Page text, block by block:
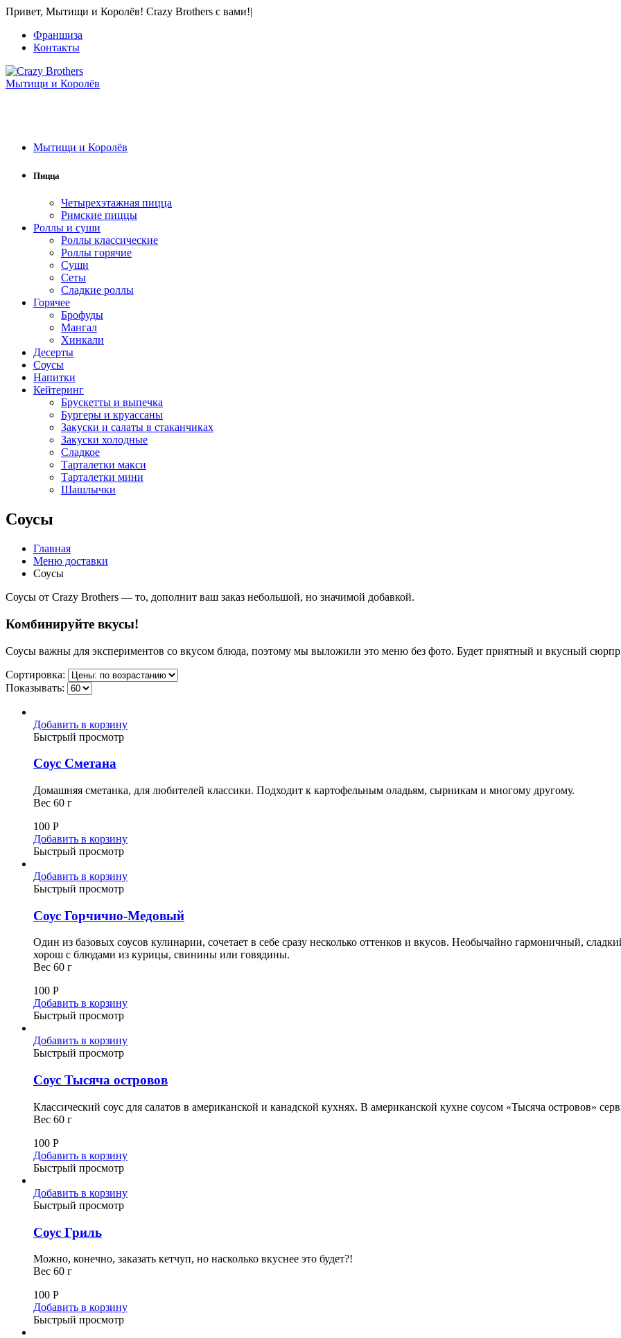
Привет, Мытищи и Королёв! Crazy Brothers с вами!|
Франшиза
Контакты
Мытищи и Королёв
Мытищи и Королёв
Пицца
Четырехэтажная пицца
Римские пиццы
Роллы и суши
Роллы классические
Роллы горячие
Суши
Сеты
Сладкие роллы
Горячее
Брофуды
Мангал
Хинкали
Десерты
Соусы
Напитки
Кейтеринг
Брускетты и выпечка
Бургеры и круассаны
Закуски и салаты в стаканчиках
Закуски холодные
Сладкое
Тарталетки макси
Тарталетки мини
Шашлычки
Соусы
Главная
Меню доставки
Соусы
Соусы от Crazy Brothers — то, дополнит ваш заказ небольшой, но значимой добавкой.
Комбинируйте вкусы!
Соусы важны для экспериментов со вкусом блюда, поэтому мы выложили это меню без фото. Будет приятный и вкусный
Сортировка:
Показывать:
Добавить в корзину
Быстрый просмотр
Соус Сметана
Домашняя сметанка, для любителей классики. Подходит к картофельным оладьям, сырникам и многому другому.
Вес 60 г
100 Р
Добавить в корзину
Быстрый просмотр
Добавить в корзину
Быстрый просмотр
Соус Горчично-Медовый
Один из базовых соусов кулинарии, сочетает в себе сразу несколько оттенков и вкусов. Необычайно гармоничный,
хорош с блюдами из курицы, свинины или говядины.
Вес 60 г
100 Р
Добавить в корзину
Быстрый просмотр
Добавить в корзину
Быстрый просмотр
Соус Тысяча островов
Классический соус для салатов в американской и канадской кухнях. В американской кухне соусом «Тысяча островов»
Вес 60 г
100 Р
Добавить в корзину
Быстрый просмотр
Добавить в корзину
Быстрый просмотр
Соус Гриль
Можно, конечно, заказать кетчуп, но насколько вкуснее это будет?!
Вес 60 г
100 Р
Добавить в корзину
Быстрый просмотр